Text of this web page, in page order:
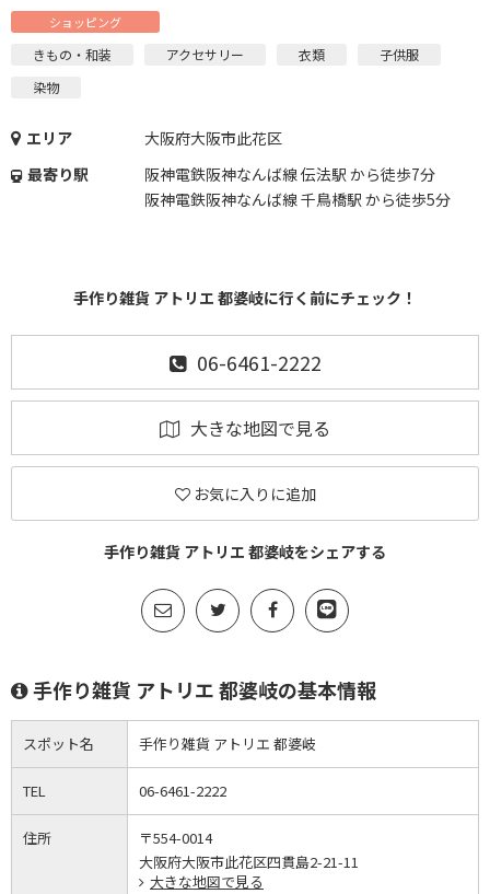
ショッピング
きもの・和装 アクセサリー 衣類
子供服
染物
エリア
大阪府大阪市此花区
最寄り駅
阪神電鉄阪神なんば線 伝法駅 から徒歩7分
阪神電鉄阪神なんば線 千鳥橋駅 から徒歩5分
手作り雑貨 アトリエ 都婆岐に行く前にチェック！
06-6461-2222
大きな地図で見る
お気に入りに追加
手作り雑貨 アトリエ 都婆岐をシェアする
手作り雑貨 アトリエ 都婆岐の基本情報
スポット名 手作り雑貨 アトリエ 都婆岐
TEL 06-6461-2222
住所
〒554-0014
大阪府大阪市此花区四貫島2-21-11
大きな地図で見る